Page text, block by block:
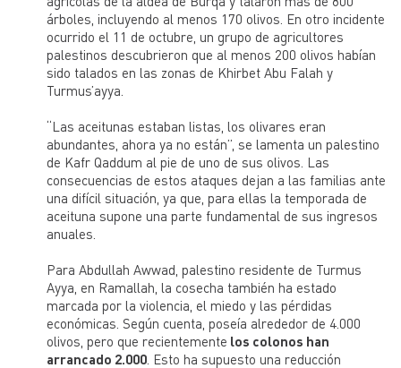
árboles, incluyendo al menos 170 olivos. En otro incidente
ocurrido el 11 de octubre, un grupo de agricultores
palestinos descubrieron que al menos 200 olivos habían
sido talados en las zonas de Khirbet Abu Falah y
Turmus’ayya.
“Las aceitunas estaban listas, los olivares eran
abundantes, ahora ya no están”, se lamenta un palestino
de Kafr Qaddum al pie de uno de sus olivos. Las
consecuencias de estos ataques dejan a las familias ante
una difícil situación, ya que, para ellas la temporada de
aceituna supone una parte fundamental de sus ingresos
anuales.
Para Abdullah Awwad, palestino residente de Turmus
Ayya, en Ramallah, la cosecha también ha estado
marcada por la violencia, el miedo y las pérdidas
económicas. Según cuenta, poseía alrededor de 4.000
olivos, pero que recientemente los colonos han
arrancado 2.000 . Esto ha supuesto una reducción